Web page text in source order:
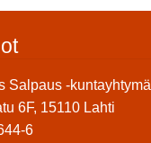
Salpaus -kuntayhtymä
6F, 15110 Lahti
6